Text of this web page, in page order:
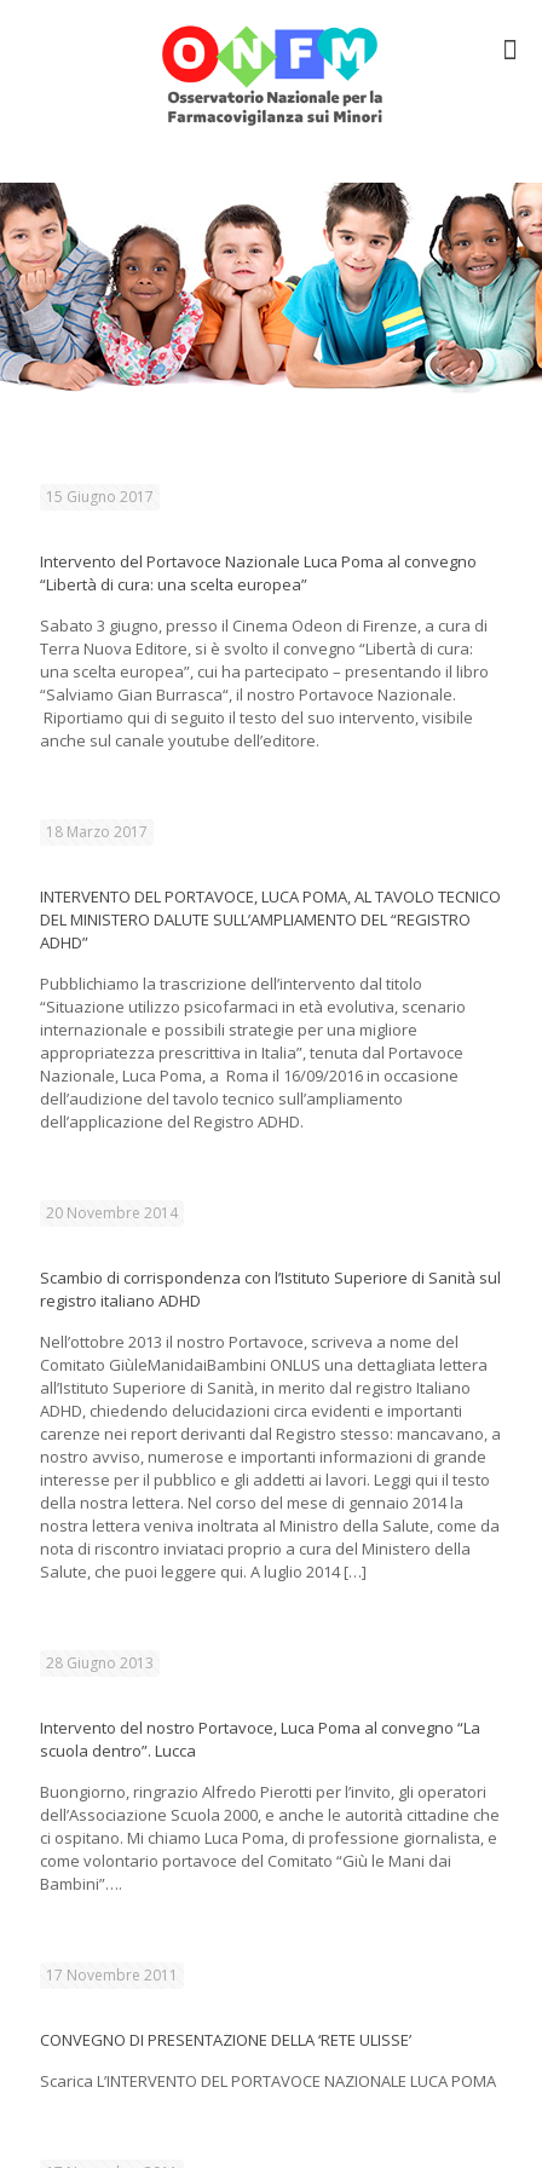
15 Giugno 2017
Intervento del Portavoce Nazionale Luca Poma al convegno
“Libertà di cura: una scelta europea”
Sabato 3 giugno, presso il Cinema Odeon di Firenze, a cura di
Terra Nuova Editore, si è svolto il convegno “Libertà di cura:
una scelta europea”, cui ha partecipato – presentando il libro
“Salviamo Gian Burrasca“, il nostro Portavoce Nazionale.
Riportiamo qui di seguito il testo del suo intervento, visibile
anche sul canale youtube dell’editore.
18 Marzo 2017
INTERVENTO DEL PORTAVOCE, LUCA POMA, AL TAVOLO TECNICO
DEL MINISTERO DALUTE SULL’AMPLIAMENTO DEL “REGISTRO
ADHD”
Pubblichiamo la trascrizione dell’intervento dal titolo
“Situazione utilizzo psicofarmaci in età evolutiva, scenario
internazionale e possibili strategie per una migliore
appropriatezza prescrittiva in Italia”, tenuta dal Portavoce
Nazionale, Luca Poma, a Roma il 16/09/2016 in occasione
dell’audizione del tavolo tecnico sull’ampliamento
dell’applicazione del Registro ADHD.
20 Novembre 2014
Scambio di corrispondenza con l’Istituto Superiore di Sanità sul
registro italiano ADHD
Nell’ottobre 2013 il nostro Portavoce, scriveva a nome del
Comitato GiùleManidaiBambini ONLUS una dettagliata lettera
all’Istituto Superiore di Sanità, in merito dal registro Italiano
ADHD, chiedendo delucidazioni circa evidenti e importanti
carenze nei report derivanti dal Registro stesso: mancavano, a
nostro avviso, numerose e importanti informazioni di grande
interesse per il pubblico e gli addetti ai lavori. Leggi qui il testo
della nostra lettera. Nel corso del mese di gennaio 2014 la
nostra lettera veniva inoltrata al Ministro della Salute, come da
nota di riscontro inviataci proprio a cura del Ministero della
Salute, che puoi leggere qui. A luglio 2014[…]
28 Giugno 2013
Intervento del nostro Portavoce, Luca Poma al convegno “La
scuola dentro”. Lucca
Buongiorno, ringrazio Alfredo Pierotti per l’invito, gli operatori
dell’Associazione Scuola 2000, e anche le autorità cittadine che
ci ospitano. Mi chiamo Luca Poma, di professione giornalista, e
come volontario portavoce del Comitato “Giù le Mani dai
Bambini”….
17 Novembre 2011
CONVEGNO DI PRESENTAZIONE DELLA ‘RETE ULISSE’
Scarica L’INTERVENTO DEL PORTAVOCE NAZIONALE LUCA POMA